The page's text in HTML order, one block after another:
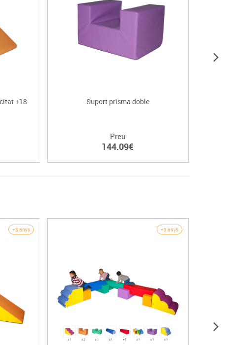
+18
Suport prisma doble
Preu
144.09€
+3 anys +3 anys